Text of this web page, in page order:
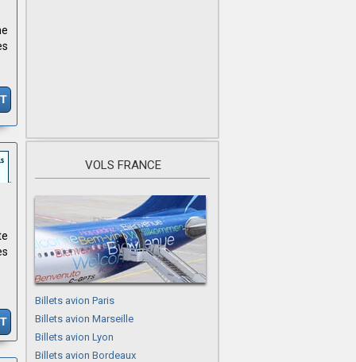
VOLS FRANCE
Billets avion Paris
Billets avion Marseille
Billets avion Lyon
Billets avion Bordeaux